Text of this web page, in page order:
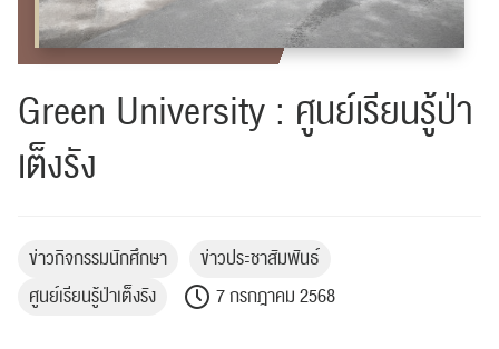
Green University : ศูนย์เรียนรู้ป่า
เต็งรัง
ข่าวกิจกรรมนักศึกษา
ข่าวประชาสัมพันธ์
ศูนย์เรียนรู้ป่าเต็งรัง
7 กรกฎาคม 2568